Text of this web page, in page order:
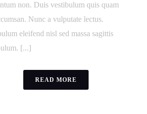
non. Duis vestibulum quis quam
Nunc a vulputate lectus.
eleifend nisl sed massa sagittis
[...]
READ MORE